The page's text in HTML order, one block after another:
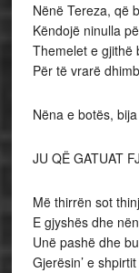
Nënë Tereza, që
Këndojë ninulla
Themelet e gjithë
Për të vrarë
Nëna e botës,
JU QË GATUAT
Më thirrën sot
E gjyshës dhe
Unë pashë dhe
Gjerësin’ e